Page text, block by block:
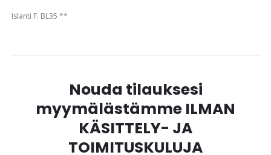
Islanti F. BL35 **
Nouda tilauksesi
myymälästämme ILMAN
KÄSITTELY- JA
TOIMITUSKULUJA